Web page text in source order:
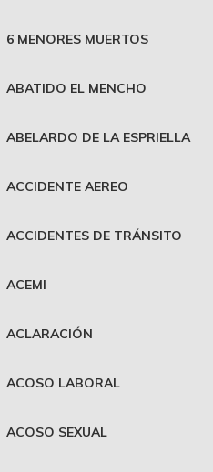
6 MENORES MUERTOS
ABATIDO EL MENCHO
ABELARDO DE LA ESPRIELLA
ACCIDENTE AEREO
ACCIDENTES DE TRÁNSITO
ACEMI
ACLARACIÓN
ACOSO LABORAL
ACOSO SEXUAL